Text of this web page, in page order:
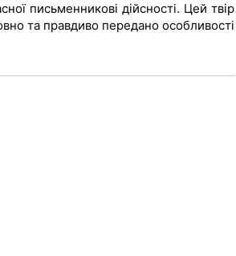
письменникові дійсності. Цей твір
та правдиво передано особливості